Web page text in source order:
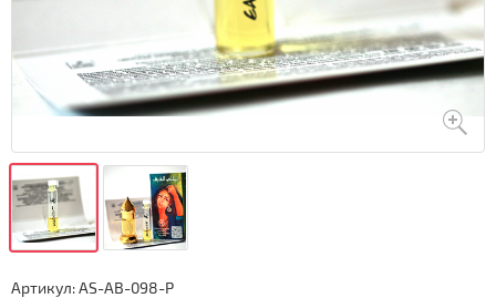
Артикул:AS-AB-098-P